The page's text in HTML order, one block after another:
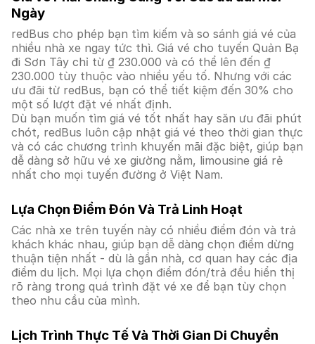
Ngày
redBus cho phép bạn tìm kiếm và so sánh giá vé của
nhiều nhà xe ngay tức thì. Giá vé cho tuyến Quản Bạ
đi Sơn Tây chỉ từ ₫ 230.000 và có thể lên đến ₫
230.000 tùy thuộc vào nhiều yếu tố. Nhưng với các
ưu đãi từ redBus, bạn có thể tiết kiệm đến 30% cho
một số lượt đặt vé nhất định.
Dù bạn muốn tìm giá vé tốt nhất hay săn ưu đãi phút
chót, redBus luôn cập nhật giá vé theo thời gian thực
và có các chương trình khuyến mãi đặc biệt, giúp bạn
dễ dàng sở hữu vé xe giường nằm, limousine giá rẻ
nhất cho mọi tuyến đường ở Việt Nam.
Lựa Chọn Điểm Đón Và Trả Linh Hoạt
Các nhà xe trên tuyến này có nhiều điểm đón và trả
khách khác nhau, giúp bạn dễ dàng chọn điểm dừng
thuận tiện nhất - dù là gần nhà, cơ quan hay các địa
điểm du lịch. Mọi lựa chọn điểm đón/trả đều hiển thị
rõ ràng trong quá trình đặt vé xe để bạn tùy chọn
theo nhu cầu của mình.
Lịch Trình Thực Tế Và Thời Gian Di Chuyển